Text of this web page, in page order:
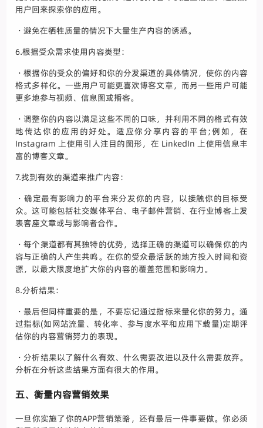
用户回来探索你的应用。
・避免在牺牲质量的情况下大量生产内容的诱惑。
6.根据受众需求使用内容类型：
・根据你的受众的偏好和你的分发渠道的具体情况，使你的内容
格式多样化。一些用户可能更喜欢博客文章，而另一些用户可能
更多地参与视频、信息图或播客。
・调整你的内容以满足这些不同的口味，并利用不同的格式有效
地传达你的应用的好处。适应你分享内容的平台;例如，在
Instagram 上使用引人注目的图形，在 LinkedIn 上使用信息丰
富的博客文章。
7.找到有效的渠道来推广内容：
・确定最有影响力的平台来分发你的内容，以接触你的目标受
众。这可能包括社交媒体平台、电子邮件营销、在行业博客上发
表客座文章或与影响者合作。
・每个渠道都有其独特的优势，选择正确的渠道可以确保你的内
容与正确的人产生共鸣。在你的受众最活跃的地方投入时间和资
源，以最大限度地扩大你的内容的覆盖范围和影响力。
8.分析结果：
・最后但同样重要的是，不要忘记通过指标来量化你的努力。通
过指标(如网站流量、转化率、参与度水平和应用下载量)定期评
估你的内容营销努力的表现。
・分析结果以了解什么有效、什么需要改进以及什么需要放弃。
分析在分析这些结果方面有很大的作用。
五、衡量内容营销效果
一旦你实施了你的APP营销策略，还有最后一件事要做。你必须